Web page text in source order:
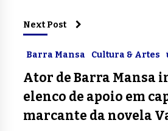
Next Post
Barra Mansa Cultura & Artes
Ator de Barra Mansa
elenco de apoio em
marcante da novela